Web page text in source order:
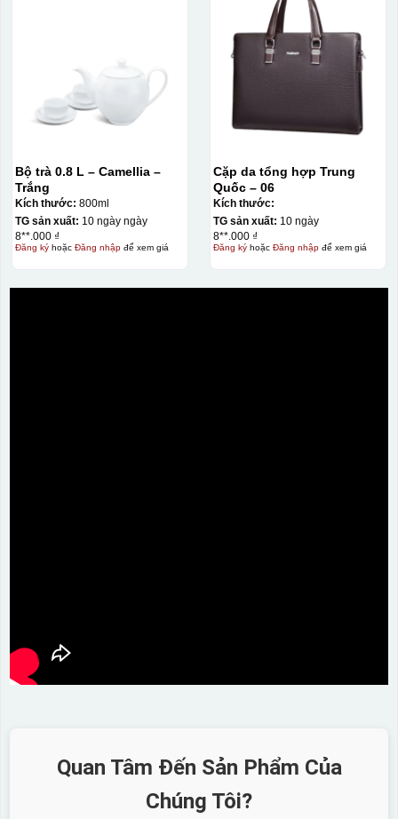
Bộ trà 0.8 L – Camellia –
Trắng
Kích thước: 800ml
TG sản xuất: 10 ngày ngày
8**.000 ₫
Đăng kýhoặc Đăng nhậpđể xem giá
Cặp da tổng hợp Trung
Quốc – 06
Kích thước:
TG sản xuất: 10 ngày
8**.000 ₫
Đăng kýhoặc Đăng nhậpđể xem giá
Quan Tâm Đến Sản Phẩm Của
Chúng Tôi?